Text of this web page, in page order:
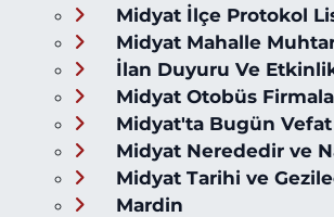
Midyat İlçe Protokol
Midyat Mahalle
İlan Duyuru Ve
Midyat Otobüs
Midyat'ta Bugün
Midyat Nerededir ve
Midyat Tarihi ve
Mardin